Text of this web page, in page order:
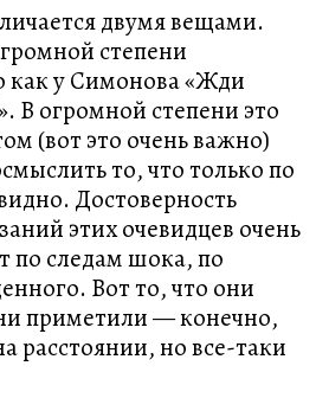
двумя вещами.
степени
как у Симонова «Жди
В огромной степени это
(вот это очень важно)
то, что только по
Достоверность
этих очевидцев очень
по следам шока, по
Вот то, что они
приметили — конечно,
расстоянии, но все-таки